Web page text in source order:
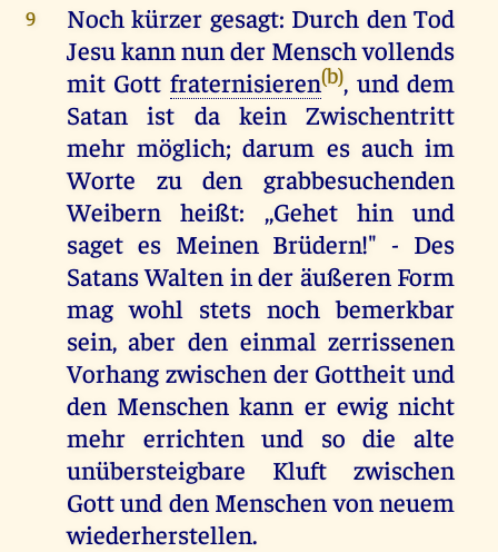
9
Noch kürzer gesagt: Durch den Tod
Jesu kann nun der Mensch vollends
mit Gott fraternisieren(b), und dem
Satan ist da kein Zwischentritt
mehr möglich; darum es auch im
Worte zu den grabbesuchenden
Weibern heißt: ,,Gehet hin und
saget es Meinen Brüdern!" - Des
Satans Walten in der äußeren Form
mag wohl stets noch bemerkbar
sein, aber den einmal zerrissenen
Vorhang zwischen der Gottheit und
den Menschen kann er ewig nicht
mehr errichten und so die alte
unübersteigbare Kluft zwischen
Gott und den Menschen von neuem
wiederherstellen.